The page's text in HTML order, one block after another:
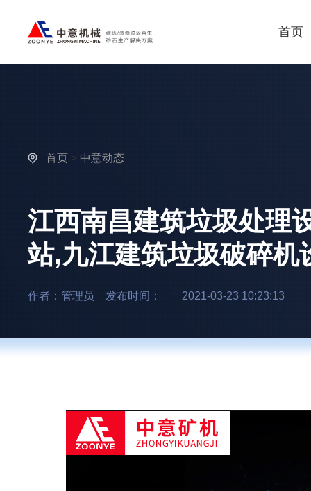
首页
首页 > 中意动态
江西南昌建筑垃圾处理
站,九江建筑垃圾破碎机
作者：管理员 发布时间： 2021-03-23 10:23:13